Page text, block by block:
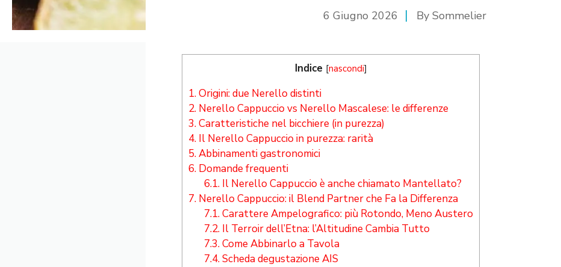
6 Giugno 2026 By Sommelier
Indice [nascondi]
1.Origini: due Nerello distinti
2. Nerello Cappuccio vs Nerello Mascalese: le differenze
3.Caratteristiche nel bicchiere (in purezza)
4. Il Nerello Cappuccio in purezza: rarità
5.Abbinamenti gastronomici
6. Domande frequenti
6.1.Il Nerello Cappuccio è anche chiamato Mantellato?
7. Nerello Cappuccio: il Blend Partner che Fa la Differenza
7.1.Carattere Ampelografico: più Rotondo, Meno Austero
7.2.Il Terroir dell’Etna: l’Altitudine Cambia Tutto
7.3.Come Abbinarlo a Tavola
7.4.Scheda degustazione AIS